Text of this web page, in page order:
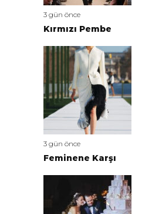
3 gün önce
Kırmızı Pembe
3 gün önce
Feminene Karşı